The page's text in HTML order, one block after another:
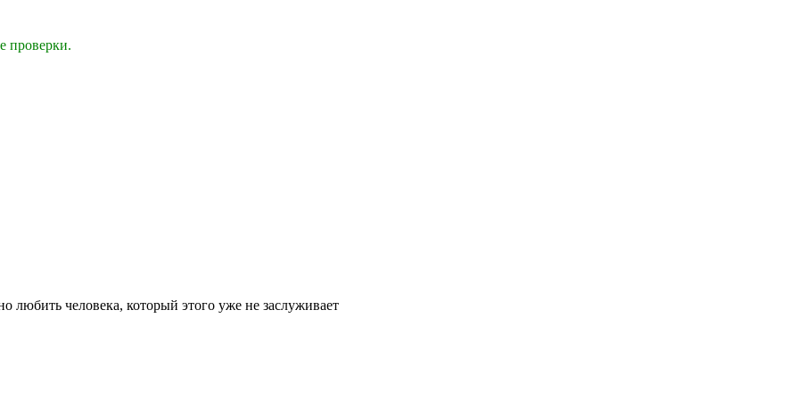
проверки.
любить человека, который этого уже не заслуживает